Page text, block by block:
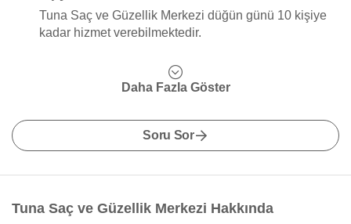
Tuna Saç ve Güzellik Merkezi düğün günü 10 kişiye
kadar hizmet verebilmektedir.
Daha Fazla Göster
Soru Sor
Tuna Saç ve Güzellik Merkezi Hakkında